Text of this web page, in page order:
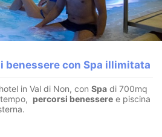
benessere con Spa illimitata
in Val di Non, con Spa di 700mq
percorsi benessere e piscina